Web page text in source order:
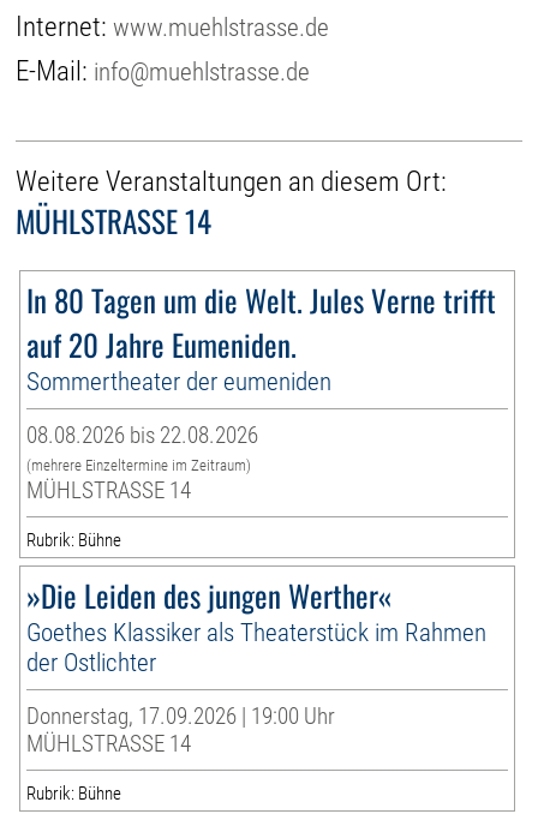
Internet:www.muehlstrasse.de
E-Mail: info@muehlstrasse.de
Weitere Veranstaltungen an diesem Ort:
MÜHLSTRASSE 14
In 80 Tagen um die Welt. Jules Verne trifft
auf 20 Jahre Eumeniden.
Sommertheater der eumeniden
08.08.2026 bis 22.08.2026
(mehrere Einzeltermine im Zeitraum)
MÜHLSTRASSE 14
Rubrik: Bühne
»Die Leiden des jungen Werther«
Goethes Klassiker als Theaterstück im Rahmen
der Ostlichter
Donnerstag, 17.09.2026 | 19:00 Uhr
MÜHLSTRASSE 14
Rubrik: Bühne